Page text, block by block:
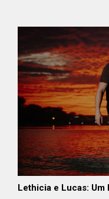
Lethicia e Lucas: Um